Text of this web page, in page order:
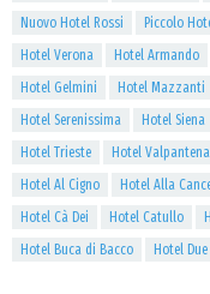
Nuovo Hotel Rossi
Piccolo
Hotel Verona
Hotel Armando
Hotel Gelmini
Hotel Mazzanti
Hotel Serenissima
Hotel Siena
Hotel Trieste
Hotel Valpantena
Hotel Al Cigno
Hotel Alla
Hotel Cà Dei
Hotel Catullo
Hotel Buca di Bacco
Hotel